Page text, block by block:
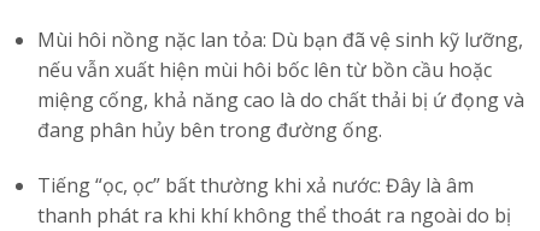
Mùi hôi nồng nặc lan tỏa: Dù bạn đã vệ sinh kỹ lưỡng,
nếu vẫn xuất hiện mùi hôi bốc lên từ bồn cầu hoặc
miệng cống, khả năng cao là do chất thải bị ứ đọng và
đang phân hủy bên trong đường ống.
Tiếng “ọc, ọc” bất thường khi xả nước: Đây là âm
thanh phát ra khi khí không thể thoát ra ngoài do bị